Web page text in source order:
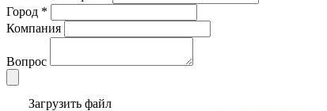
Город *
Компания
Вопрос
Загрузить файл